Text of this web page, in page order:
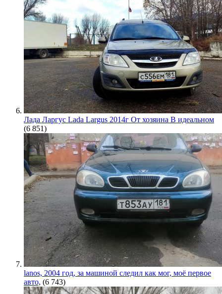
Лада Ларгус Lada Largus 2014г От хозяина В идеальном
(6 851)
lanos, 2004 год, за машиной следил как мог, моё первое
авто, (6 743)